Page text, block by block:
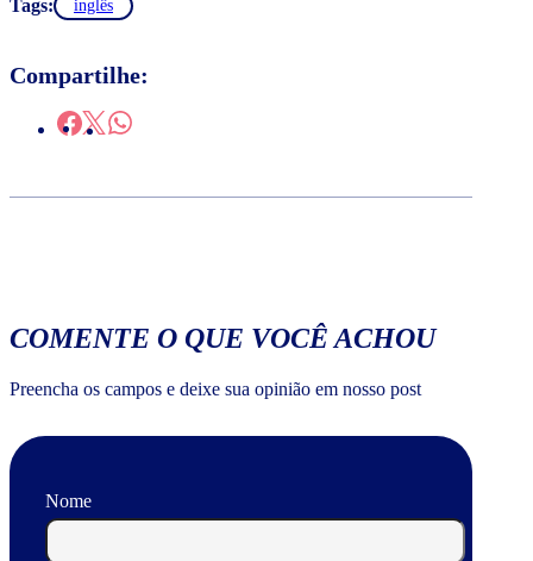
Tags: inglês
Compartilhe:
COMENTE O QUE VOCÊ ACHOU
Preencha os campos e deixe sua opinião em nosso post
Nome